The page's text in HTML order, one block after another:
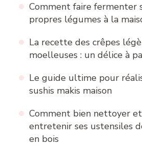
Comment faire fermenter
propres légumes à la
La recette des crêpes
moelleuses : un délice à
Le guide ultime pour
sushis makis maison
Comment bien nettoyer et
entretenir ses ustensiles
en bois